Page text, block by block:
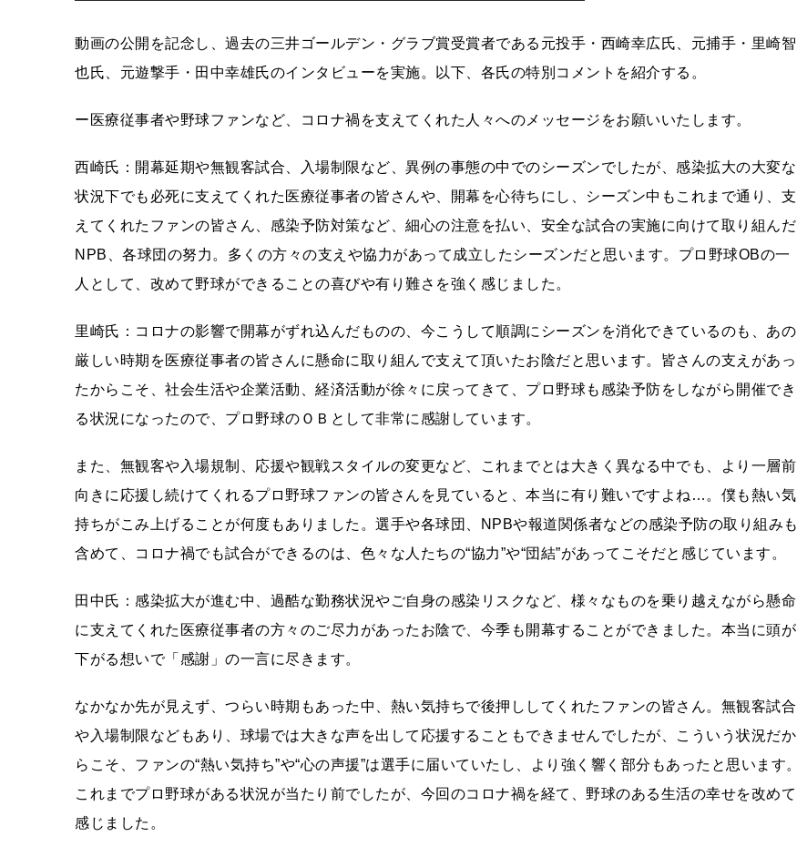
動画の公開を記念し、過去の三井ゴールデン・グラブ賞受賞者である元投手・西崎幸広氏、元捕手・里崎智
也氏、元遊撃手・田中幸雄氏のインタビューを実施。以下、各氏の特別コメントを紹介する。
ー医療従事者や野球ファンなど、コロナ禍を支えてくれた人々へのメッセージをお願いいたします。
西崎氏：開幕延期や無観客試合、入場制限など、異例の事態の中でのシーズンでしたが、感染拡大の大変な
状況下でも必死に支えてくれた医療従事者の皆さんや、開幕を心待ちにし、シーズン中もこれまで通り、支
えてくれたファンの皆さん、感染予防対策など、細心の注意を払い、安全な試合の実施に向けて取り組んだ
NPB、各球団の努力。多くの方々の支えや協力があって成立したシーズンだと思います。プロ野球OBの一
人として、改めて野球ができることの喜びや有り難さを強く感じました。
里崎氏：コロナの影響で開幕がずれ込んだものの、今こうして順調にシーズンを消化できているのも、あの
厳しい時期を医療従事者の皆さんに懸命に取り組んで支えて頂いたお陰だと思います。皆さんの支えがあっ
たからこそ、社会生活や企業活動、経済活動が徐々に戻ってきて、プロ野球も感染予防をしながら開催でき
る状況になったので、プロ野球のＯＢとして非常に感謝しています。
また、無観客や入場規制、応援や観戦スタイルの変更など、これまでとは大きく異なる中でも、より一層前
向きに応援し続けてくれるプロ野球ファンの皆さんを見ていると、本当に有り難いですよね…。僕も熱い気
持ちがこみ上げることが何度もありました。選手や各球団、NPBや報道関係者などの感染予防の取り組みも
含めて、コロナ禍でも試合ができるのは、色々な人たちの“協力”や“団結”があってこそだと感じています。
田中氏：感染拡大が進む中、過酷な勤務状況やご自身の感染リスクなど、様々なものを乗り越えながら懸命
に支えてくれた医療従事者の方々のご尽力があったお陰で、今季も開幕することができました。本当に頭が
下がる想いで「感謝」の一言に尽きます。
なかなか先が見えず、つらい時期もあった中、熱い気持ちで後押ししてくれたファンの皆さん。無観客試合
や入場制限などもあり、球場では大きな声を出して応援することもできませんでしたが、こういう状況だか
らこそ、ファンの“熱い気持ち”や“心の声援”は選手に届いていたし、より強く響く部分もあったと思います。
これまでプロ野球がある状況が当たり前でしたが、今回のコロナ禍を経て、野球のある生活の幸せを改めて
感じました。